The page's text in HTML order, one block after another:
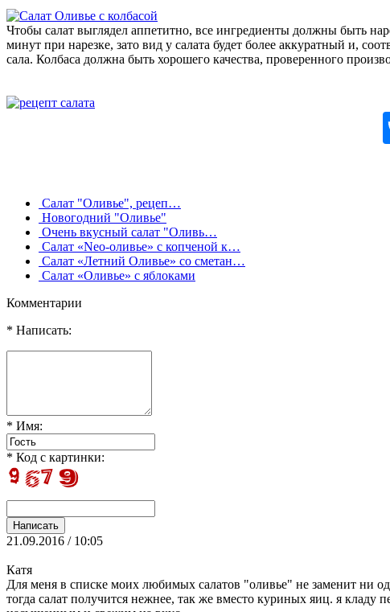
Чтобы салат выглядел аппетитно, все ингредиенты должны быть
минут при нарезке, зато вид у салата будет более аккуратный и,
сала. Колбаса должна быть хорошего качества, проверенного
Салат "Оливье", рецеп…
Новогодний "Оливье"
Очень вкусный салат "Оливь…
Салат «Neo-оливье» с копченой к…
Салат «Летний Оливье» со сметан…
Салат «Оливье» с яблоками
Комментарии
* Написать:
* Имя:
* Код с картинки:
21.09.2016 / 10:05
Катя
Для меня в списке моих любимых салатов "оливье" не заменит ни
тогда салат получится нежнее, так же вместо куриных яиц. я